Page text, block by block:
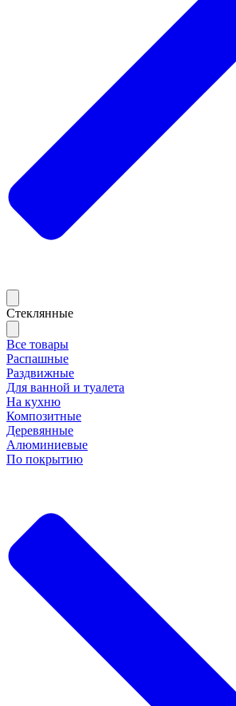
Стеклянные
Все товары
Распашные
Раздвижные
Для ванной и туалета
На кухню
Композитные
Деревянные
Алюминиевые
По покрытию